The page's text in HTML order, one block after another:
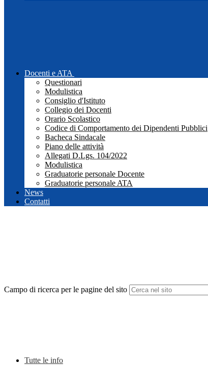
Docenti e ATA
Questionari
Modulistica
Consiglio d'Istituto
Collegio dei Docenti
Orario Scolastico
Codice di Comportamento dei Dipendenti Pubblici
Bacheca Sindacale
Piano delle attività
Allegati D.Lgs. 104/2022
Modulistica
Graduatorie personale Docente
Graduatorie personale ATA
News
Contatti
Campo di ricerca per le pagine del sito
Tutte le info